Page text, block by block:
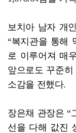
보치아 남자 개
“복지관을 통해
로 이루어져 매
앞으로도 꾸준
소감을 전했다.
장은채 관장은 “
선을 다해 값진